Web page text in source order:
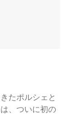
たポルシェと
、ついに初の